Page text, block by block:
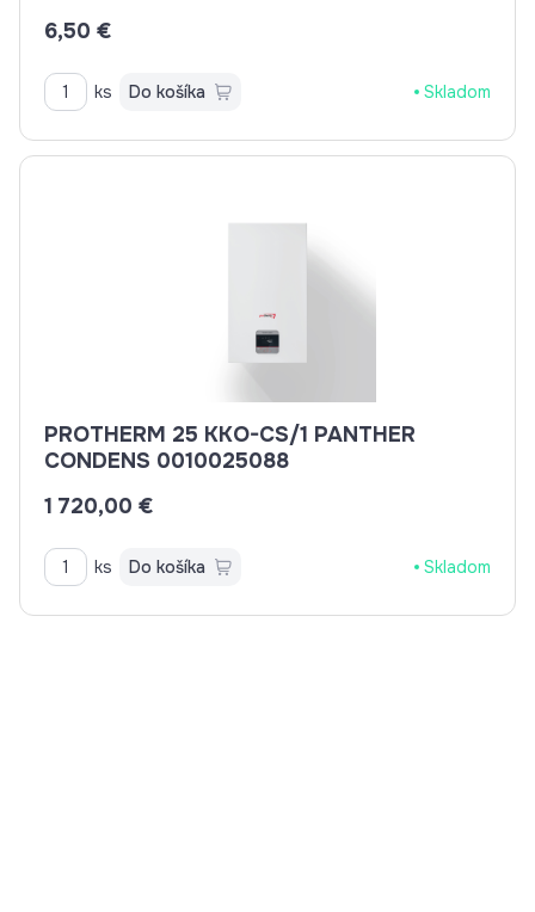
6,50 €
ks Do košíka Skladom
PROTHERM 25 KKO-CS/1 PANTHER
CONDENS 0010025088
1 720,00 €
ks Do košíka Skladom